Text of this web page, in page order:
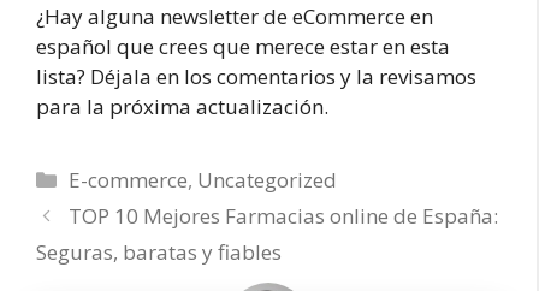
¿Hay alguna newsletter de eCommerce en
español que crees que merece estar en esta
lista? Déjala en los comentarios y la revisamos
para la próxima actualización.
Categorías
E-commerce, Uncategorized
TOP 10 Mejores Farmacias online de España:
Seguras, baratas y fiables